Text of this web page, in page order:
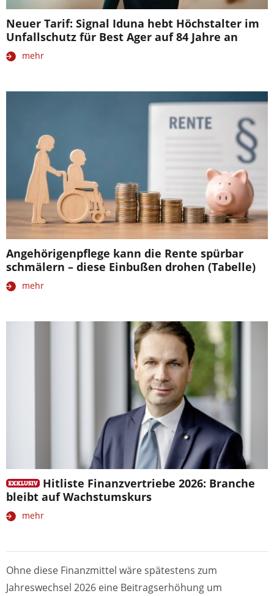
Neuer Tarif: Signal Iduna hebt Höchstalter im
Unfallschutz für Best Ager auf 84 Jahre an
mehr
Angehörigenpflege kann die Rente spürbar
schmälern – diese Einbußen drohen (Tabelle)
mehr
Hitliste Finanzvertriebe 2026: Branche
bleibt auf Wachstumskurs
mehr
Ohne diese Finanzmittel wäre spätestens zum
Jahreswechsel 2026 eine Beitragserhöhung um